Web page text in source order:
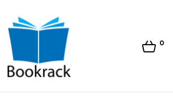
Bookrack.lk
0